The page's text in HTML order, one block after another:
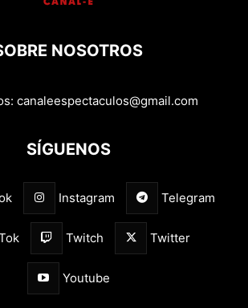
NOSOTROS
canaleespectaculos@gmail.com
SÍGUENOS
Instagram Telegram
Twitch Twitter
Youtube